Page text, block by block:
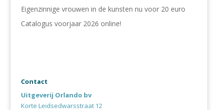
Eigenzinnige vrouwen in de kunsten nu voor 20 euro
Catalogus voorjaar 2026 online!
Contact
Uitgeverij Orlando bv
Korte Leidsedwarsstraat 12